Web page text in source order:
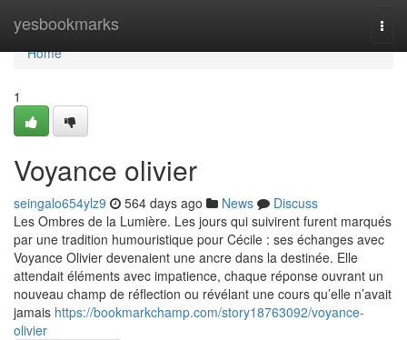
yesbookmarks
Home
Home
1
Voyance olivier
seingalo654ylz9 564 days ago News
Discuss
Les Ombres de la Lumière. Les jours qui suivirent furent marqués
par une tradition humouristique pour Cécile : ses échanges avec
Voyance Olivier devenaient une ancre dans la destinée. Elle
attendait éléments avec impatience, chaque réponse ouvrant un
nouveau champ de réflection ou révélant une cours qu’elle n’avait
jamais https://bookmarkchamp.com/story18763092/voyance-
olivier